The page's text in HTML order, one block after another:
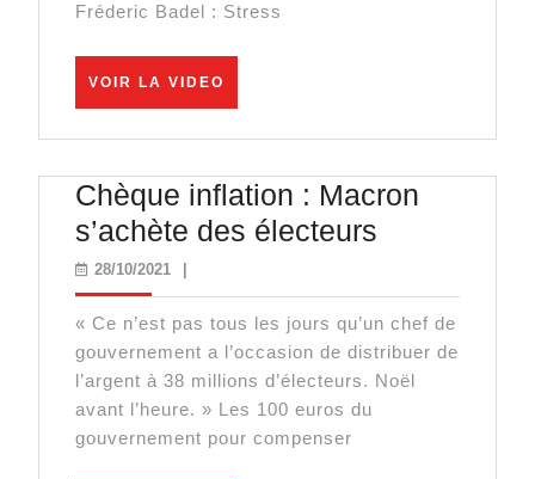
indépendant
Fréderic Badel : Stress
VOIR LA VIDEO
Chèque inflation : Macron
s’achète des électeurs
:
Macron
s’achète
28/10/202128/10/2021
« Ce n’est pas tous les jours qu’un chef de
gouvernement a l’occasion de distribuer de
l’argent à 38 millions d’électeurs. Noël
avant l’heure. » Les 100 euros du
gouvernement pour compenser